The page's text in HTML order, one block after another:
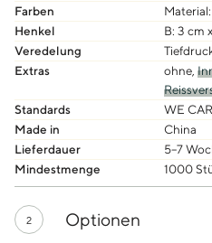
Farben
Henkel
B: 3 cm
Veredelung
Extras
ohne,
Standards
WE
Made in
China
Lieferdauer
5–7
Mindestmenge
1000
2 Optionen